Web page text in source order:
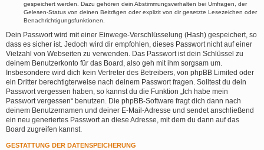
gespeichert werden. Dazu gehören dein Abstimmungsverhalten bei Umfragen, der
Gelesen-Status von deinen Beiträgen oder explizit von dir gesetzte Lesezeichen oder
Benachrichtigungsfunktionen.
Dein Passwort wird mit einer Einwege-Verschlüsselung (Hash) gespeichert, so
dass es sicher ist. Jedoch wird dir empfohlen, dieses Passwort nicht auf einer
Vielzahl von Webseiten zu verwenden. Das Passwort ist dein Schlüssel zu
deinem Benutzerkonto für das Board, also geh mit ihm sorgsam um.
Insbesondere wird dich kein Vertreter des Betreibers, von phpBB Limited oder
ein Dritter berechtigterweise nach deinem Passwort fragen. Solltest du dein
Passwort vergessen haben, so kannst du die Funktion „Ich habe mein
Passwort vergessen“ benutzen. Die phpBB-Software fragt dich dann nach
deinem Benutzernamen und deiner E-Mail-Adresse und sendet anschließend
ein neu generiertes Passwort an diese Adresse, mit dem du dann auf das
Board zugreifen kannst.
GESTATTUNG DER DATENSPEICHERUNG